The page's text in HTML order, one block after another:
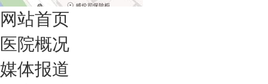
网站首页
医院概况
媒体报道